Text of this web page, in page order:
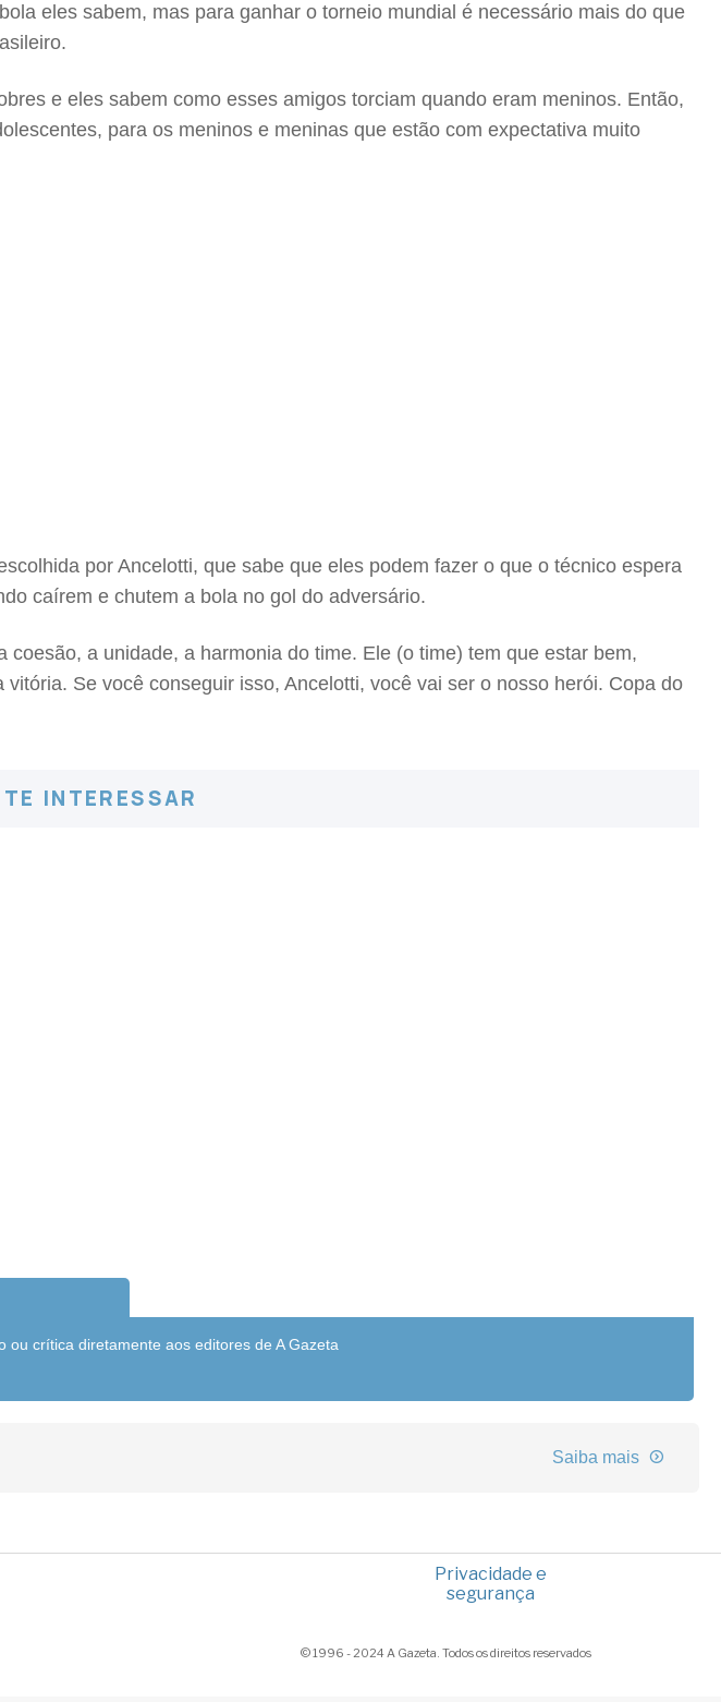
eles sabem, mas para ganhar o torneio mundial é necessário mais do que
e eles sabem como esses amigos torciam quando eram meninos. Então,
para os meninos e meninas que estão com expectativa muito
por Ancelotti, que sabe que eles podem fazer o que o técnico espera
caírem e chutem a bola no gol do adversário.
a unidade, a harmonia do time. Ele (o time) tem que estar bem,
Se você conseguir isso, Ancelotti, você vai ser o nosso herói. Copa do
INTERESSAR
ou crítica diretamente aos editores de A Gazeta
Saiba mais
Privacidade e
segurança
© 1996 - 2024 A Gazeta. Todos os direitos reservados